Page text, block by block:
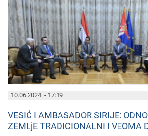
10.06.2024. - 17:19
VESIĆ I AMBASADOR SIRIJE:
ZEMLjE TRADICIONALNI I VEOMA